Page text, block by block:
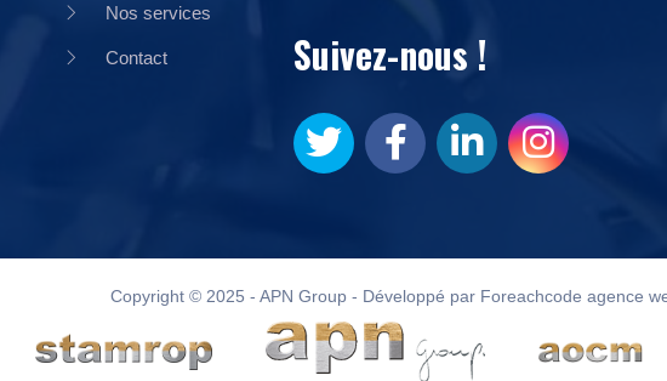
Nos services
Contact Suivez-nous !
Copyright © 2025 - APN Group - Développé par Foreachcode agence